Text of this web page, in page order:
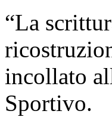
“La
incollato
Sportivo.